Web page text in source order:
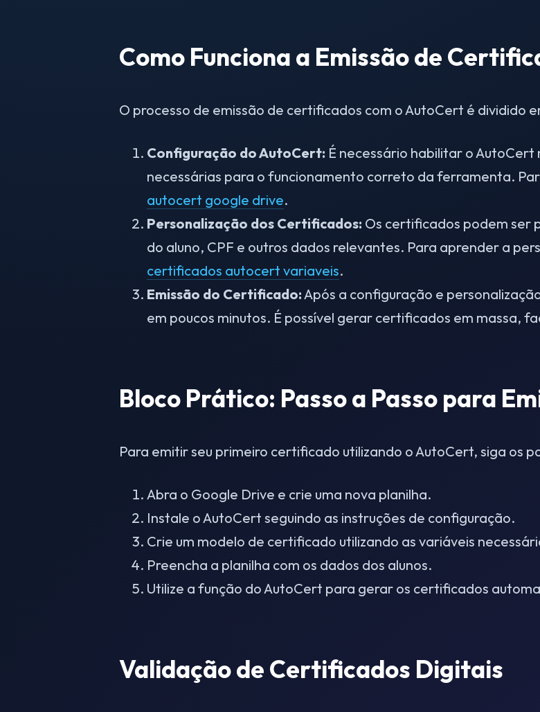
Como Funciona a Emissão de
O processo de emissão de certificados com o AutoCert é dividido
Configuração do AutoCert: É necessário habilitar o
necessárias para o funcionamento correto da ferramenta.
autocert google drive.
Personalização dos Certificados: Os certificados podem ser
do aluno, CPF e outros dados relevantes. Para aprender a
certificados autocert variaveis.
Emissão do Certificado: Após a configuração e
em poucos minutos. É possível gerar certificados em massa,
Bloco Prático: Passo a Passo para
Para emitir seu primeiro certificado utilizando o AutoCert, siga os
Abra o Google Drive e crie uma nova planilha.
Instale o AutoCert seguindo as instruções de configuração.
Crie um modelo de certificado utilizando as variáveis
Preencha a planilha com os dados dos alunos.
Utilize a função do AutoCert para gerar os certificados
Validação de Certificados Digitais